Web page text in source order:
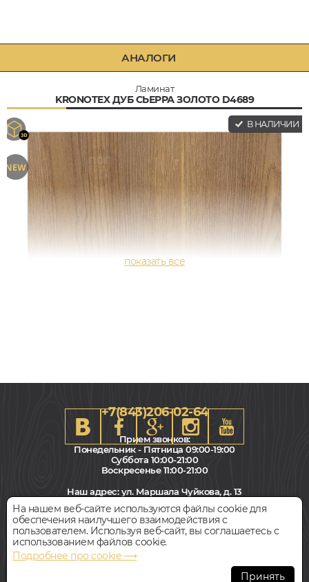
АНАЛОГИ
Ламинат
KRONOTEX ДУБ СЬЕРРА ЗОЛОТО D4689
В НАЛИЧИИ
Дуб, 32 класс, Однополосный, Влагостойкий
Цена за 1 м² 2 590руб.
БЫСТРЫЙ ЗАКАЗ
+7(843)206-02-64
Прием звонков:
Понедельник - Пятница 09:00-19:00
Суббота 10:00-21:00
Воскресенье 11:00-21:00
Наш адрес:ул. Маршала Чуйкова, д. 13
Салон "Паркет Пол"
Всегда свободная парковка
© Интернет-магазин Polvamvdom.ru 2011-2026. Все права
На нашем веб-сайте используются файлы cookie для
обеспечения наилучшего взаимодействия с
пользователем. Используя веб-сайт, вы соглашаетесь с
использованием файлов cookie.
Подробнее про cookie ⟶
Принять